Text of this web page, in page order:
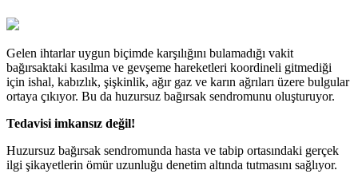
Gelen ihtarlar uygun biçimde karşılığını bulamadığı vakit
bağırsaktaki kasılma ve gevşeme hareketleri koordineli gitmediği
için ishal, kabızlık, şişkinlik, ağır gaz ve karın ağrıları üzere bulgular
ortaya çıkıyor. Bu da huzursuz bağırsak sendromunu oluşturuyor.
Tedavisi imkansız değil!
Huzursuz bağırsak sendromunda hasta ve tabip ortasındaki gerçek
ilgi şikayetlerin ömür uzunluğu denetim altında tutmasını sağlıyor.